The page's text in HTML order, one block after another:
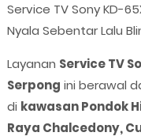
Service TV Sony KD-
Nyala Sebentar Lalu
Layanan Service TV
Serpong ini berawal
di kawasan Pondok
Raya Chalcedony,